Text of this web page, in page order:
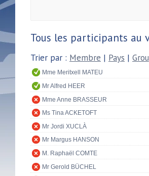
Tous les participants au
Trier par : Membre | Pays |
Mme Meritxell MATEU
Mr Alfred HEER
Mme Anne BRASSEUR
Ms Tina ACKETOFT
Mr Jordi XUCLÀ
Mr Margus HANSON
M. Raphaël COMTE
Mr Gerold BÜCHEL